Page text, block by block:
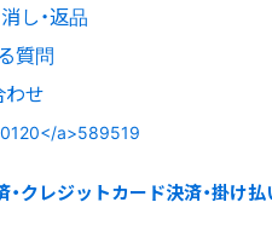
し・返品
質問
わせ